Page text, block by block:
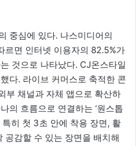
중심에 있다. 나스미디어의
르면 인터넷 이용자의 82.5%가
것으로 나타났다. CJ온스타일
다. 라이브 커머스로 축적한 콘
부 채널과 자체 앱으로 확산하
의 흐름으로 연결하는 ‘원스톱
히 첫 3초 안에 착용 장면, 활
공감할 수 있는 장면을 배치해